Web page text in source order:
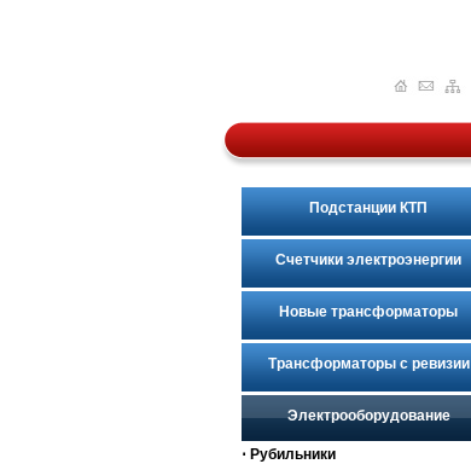
Подстанции КТП
Счетчики электроэнергии
Новые трансформаторы
Трансформаторы с ревизии
Электрооборудование
⋅ Рубильники